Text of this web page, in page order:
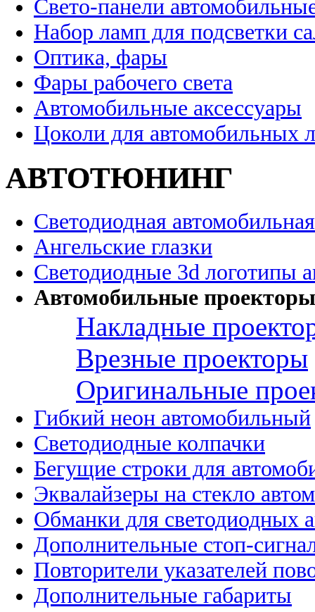
Свето-панели
Набор ламп для подсветки
Оптика, фары
Фары рабочего света
Автомобильные аксессуары
Цоколи для автомобильных
АВТОТЮНИНГ
Светодиодная
Ангельские глазки
Светодиодные 3d логотипы
Автомобильные
Накладные
Врезные проекторы
Оригинальные
Гибкий неон автомобильный
Светодиодные колпачки
Бегущие строки для
Эквалайзеры на стекло
Обманки для светодиодных
Дополнительные стоп-
Повторители указателей
Дополнительные габариты